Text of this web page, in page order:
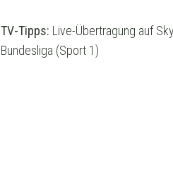
TV-Tipps: Live-Übertragung auf
Bundesliga (Sport 1)